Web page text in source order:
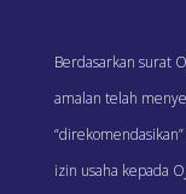
Berdasarkan surat
amalan telah
izin usaha kepada